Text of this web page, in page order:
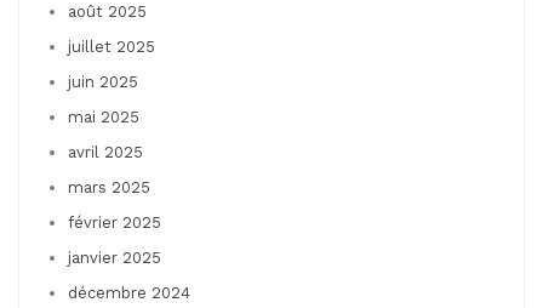
août 2025
juillet 2025
juin 2025
mai 2025
avril 2025
mars 2025
février 2025
janvier 2025
décembre 2024